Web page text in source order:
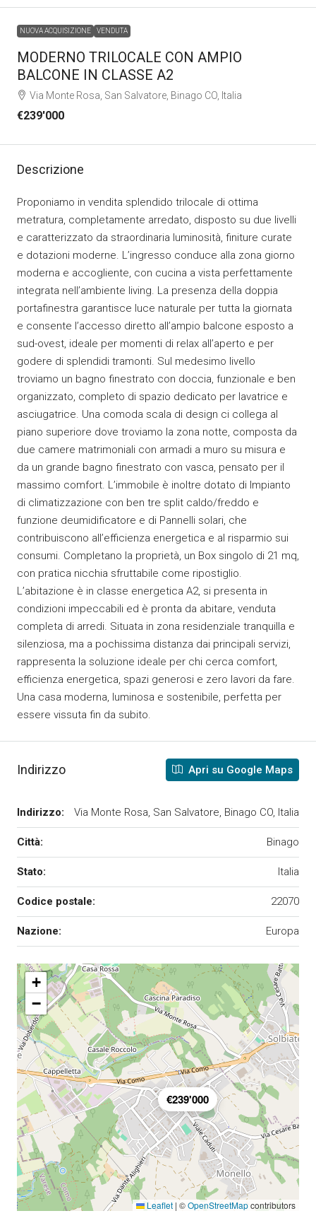
NUOVA ACQUISIZIONE VENDUTA
MODERNO TRILOCALE CON AMPIO
BALCONE IN CLASSE A2
Via Monte Rosa, San Salvatore, Binago CO, Italia
€239'000
Descrizione
Proponiamo in vendita splendido trilocale di ottima
metratura, completamente arredato, disposto su due livelli
e caratterizzato da straordinaria luminosità, finiture curate
e dotazioni moderne. L’ingresso conduce alla zona giorno
moderna e accogliente, con cucina a vista perfettamente
integrata nell’ambiente living. La presenza della doppia
portafinestra garantisce luce naturale per tutta la giornata
e consente l’accesso diretto all’ampio balcone esposto a
sud-ovest, ideale per momenti di relax all’aperto e per
godere di splendidi tramonti. Sul medesimo livello
troviamo un bagno finestrato con doccia, funzionale e ben
organizzato, completo di spazio dedicato per lavatrice e
asciugatrice. Una comoda scala di design ci collega al
piano superiore dove troviamo la zona notte, composta da
due camere matrimoniali con armadi a muro su misura e
da un grande bagno finestrato con vasca, pensato per il
massimo comfort. L’immobile è inoltre dotato di Impianto
di climatizzazione con ben tre split caldo/freddo e
funzione deumidificatore e di Pannelli solari, che
contribuiscono all’efficienza energetica e al risparmio sui
consumi. Completano la proprietà, un Box singolo di 21 mq,
con pratica nicchia sfruttabile come ripostiglio.
L’abitazione è in classe energetica A2, si presenta in
condizioni impeccabili ed è pronta da abitare, venduta
completa di arredi. Situata in zona residenziale tranquilla e
silenziosa, ma a pochissima distanza dai principali servizi,
rappresenta la soluzione ideale per chi cerca comfort,
efficienza energetica, spazi generosi e zero lavori da fare.
Una casa moderna, luminosa e sostenibile, perfetta per
essere vissuta fin da subito.
Indirizzo Apri su Google Maps
Indirizzo: Via Monte Rosa, San Salvatore, Binago CO, Italia
Città: Binago
Stato: Italia
Codice postale: 22070
Nazione: Europa
€239'000
+
−
Leaflet | ©OpenStreetMapcontributors